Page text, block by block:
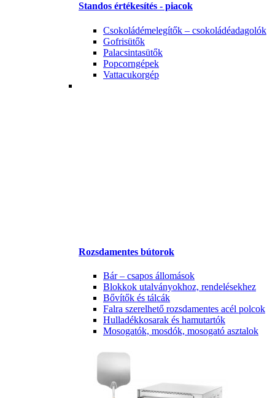
Standos értékesítés - piacok
Csokoládémelegítők – csokoládéadagolók
Gofrisütők
Palacsintasütők
Popcorngépek
Vattacukorgép
Rozsdamentes bútorok
Bár – csapos állomások
Blokkok utalványokhoz, rendelésekhez
Bővítők és tálcák
Falra szerelhető rozsdamentes acél polcok
Hulladékkosarak és hamutartók
Mosogatók, mosdók, mosogató asztalok